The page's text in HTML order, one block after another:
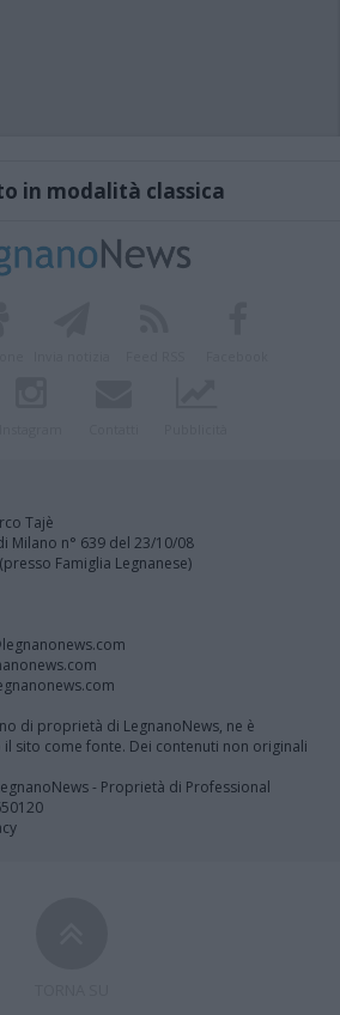
in modalità classica
Tajè
Milano n° 639 del 23/10/08
Famiglia Legnanese)
di proprietà di LegnanoNews, ne è
sito come fonte. Dei contenuti non originali
- Proprietà di Professional